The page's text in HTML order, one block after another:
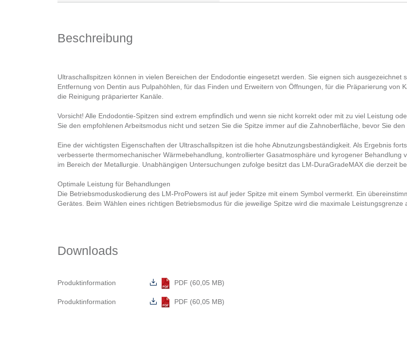
Beschreibung
Ultraschallspitzen können in vielen Bereichen der Endodontie eingesetzt werden. Sie eignen sich ausgezeichnet
Entfernung von Dentin aus Pulpahöhlen, für das Finden und Erweitern von Öffnungen, für die Präparierung von
die Reinigung präparierter Kanäle.
Vorsicht! Alle Endodontie-Spitzen sind extrem empfindlich und wenn sie nicht korrekt oder mit zu viel Leistung
Sie den empfohlenen Arbeitsmodus nicht und setzen Sie die Spitze immer auf die Zahnoberfläche, bevor Sie den
Eine der wichtigsten Eigenschaften der Ultraschallspitzen ist die hohe Abnutzungsbeständigkeit. Als Ergebnis
verbesserte thermomechanischer Wärmebehandlung, kontrollierter Gasatmosphäre und kyrogener Behandlung
im Bereich der Metallurgie. Unabhängigen Untersuchungen zufolge besitzt das LM-DuraGradeMAX die derzeit
Optimale Leistung für Behandlungen
Die Betriebsmoduskodierung des LM-ProPowers ist auf jeder Spitze mit einem Symbol vermerkt. Ein
Gerätes. Beim Wählen eines richtigen Betriebsmodus für die jeweilige Spitze wird die maximale Leistungsgrenze
Downloads
Produktinformation PDF (60,05 MB)
Produktinformation PDF (60,05 MB)